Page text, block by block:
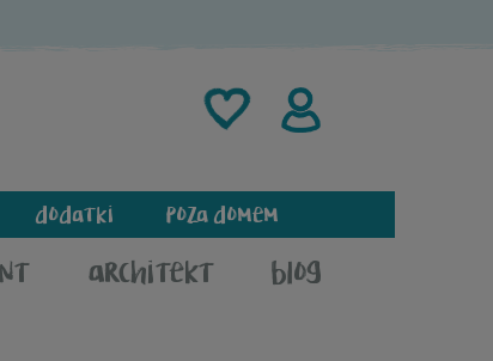
dodatki poza domem
architekt blog